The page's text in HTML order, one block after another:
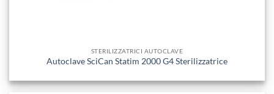
STERILIZZATRICI AUTOCLAVE
Autoclave SciCan Statim 2000 G4 Sterilizzatrice